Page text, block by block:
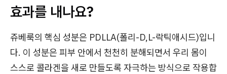
효과를 내나요?
쥬베룩의 핵심 성분은 PDLLA(폴리-D,L-락틱애시드)입니
다. 이 성분은 피부 안에서 천천히 분해되면서 우리 몸이
스스로 콜라겐을 새로 만들도록 자극하는 방식으로 작용합